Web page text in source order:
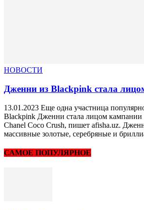
НОВОСТИ
Дженни из Blackpink стала
13.01.2023 Еще одна участница
Blackpink Дженни стала лицом
Chanel Coco Crush, пишет afisha.uz.
массивные золотые, серебряные и
САМОЕ ПОПУЛЯРНОЕ